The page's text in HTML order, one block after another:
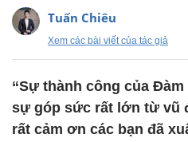
Tuấn Chiêu
Xem các bài viết của tác giả
“Sự thành công của
sự góp sức rất lớn từ vũ
rất cảm ơn các bạn đã